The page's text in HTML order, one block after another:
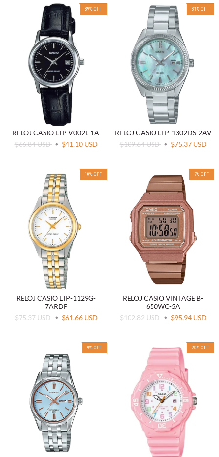
39% OFF
RELOJ CASIO LTP-V002L-1A
$66.84 USD
$41.10 USD
31 % OFF
RELOJ CASIO LTP-1302DS-2AV
$109.64 USD
$75.37 USD
18% OFF
RELOJ CASIO LTP-1129G-
7ARDF
$75.37 USD
$61.66 USD
7% OFF
RELOJ CASIO VINTAGE B-
650WC-5A
$102.82 USD
$95.94 USD
9% OFF 20% OFF